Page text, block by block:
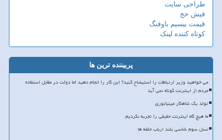
طراحی سایت
فیش حج
قیمت بیسیم باوفنگ
کوتاه کننده لینک
پربیننده ترین ها
می خواهید وزیر ارتباطات را استیضاح کنید؟ این کار را انجام دهید اما دولت در مقابل استفاده
مردم از اینترنت کوتاه نمی آید
تولد یک شاهکار مینیاتوری
ما هیچ گاه اینترنت حقیقی را تجربه نکردیم
نسل سوم شاسی بلند ارباب حلقه ها